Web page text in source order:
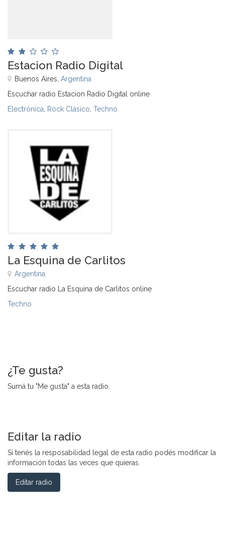
Estacion Radio Digital
Buenos Aires, Argentina
Escuchar radio Estacion Radio Digital online
Electrónica Rock Clásico Techno
La Esquina de Carlitos
Argentina
Escuchar radio La Esquina de Carlitos online
Techno
¿Te gusta?
Sumá tu "Me gusta" a esta radio.
Editar la radio
Si tenés la resposabilidad legal de esta radio podés modificar la
información todas las veces que quieras.
Editar radio